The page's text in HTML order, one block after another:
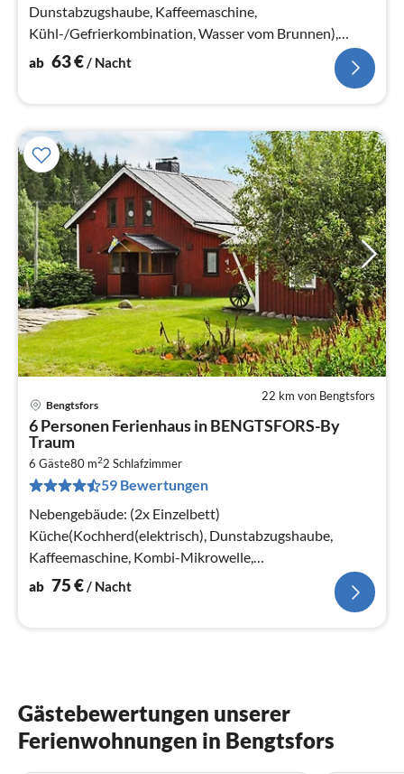
Dunstabzugshaube, Kaffeemaschine,
Kühl-/Gefrierkombination, Wasser vom Brunnen),
Wohn-/Schlafzimmer(TV(schwedische Fernsehsender)
ab 63€/ Nacht
22 km von Bengtsfors
Bengtsfors
6 Personen Ferienhaus in BENGTSFORS-By
Traum
6 Gäste80 m22 Schlafzimmer
59 Bewertungen
Nebengebäude: (2x Einzelbett)
Küche(Kochherd(elektrisch), Dunstabzugshaube,
Kaffeemaschine, Kombi-Mikrowelle,
Kühl-/Gefrierkombination, Hochstuhl, Wasser vom
ab 75€/ Nacht
Gästebewertungen unserer
Ferienwohnungen in Bengtsfors